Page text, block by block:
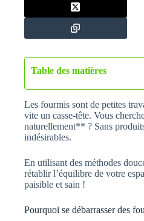
Table des matières
Les fourmis sont de petites
vite un casse-tête. Vous
naturellement** ? Sans
indésirables.
En utilisant des méthodes
rétablir l’équilibre de votre
paisible et sain !
Pourquoi se débarrasser des